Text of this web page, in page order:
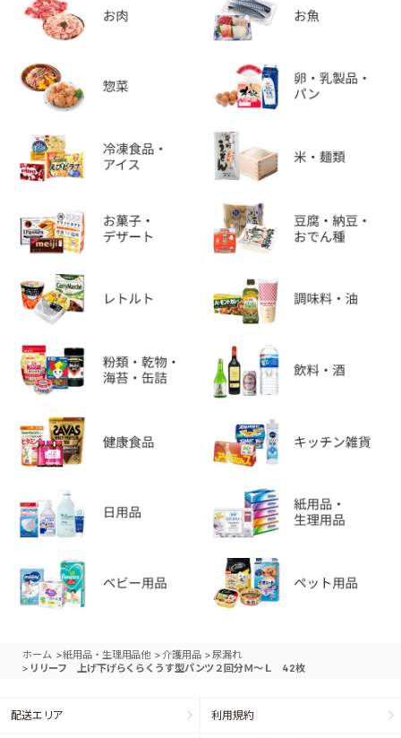
ホーム >紙用品・生理用品他 >介護用品 > 尿漏れ
> リリーフ 上げ下げらくらくうす型パンツ２回分Ｍ～Ｌ 42枚
配送エリア 利用規約